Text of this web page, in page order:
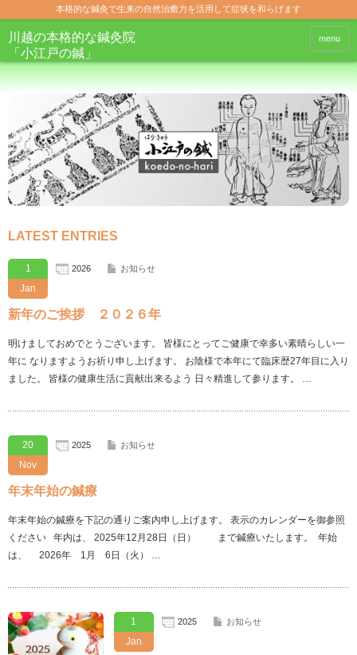
本格的な鍼灸で生来の自然治癒力を活用して症状を和らげます
川越の本格的な鍼灸院
「小江戸の鍼」
menu
LATEST ENTRIES
1
Jan
2026 お知らせ
新年のご挨拶 ２０２６年
明けましておめでとうございます。 皆様にとってご健康で幸多い素晴らしい一
年に なりますようお祈り申し上げます。 お陰様で本年にて臨床歴27年目に入り
ました。 皆様の健康生活に貢献出来るよう 日々精進して参ります。 …
20
Nov
2025 お知らせ
年末年始の鍼療
年末年始の鍼療を下記の通りご案内申し上げます。 表示のカレンダーを御参照
ください 年内は、 2025年12月28日（日） まで鍼療いたします。 年始
は、 2026年 1月 6日（火） …
1
Jan
2025 お知らせ